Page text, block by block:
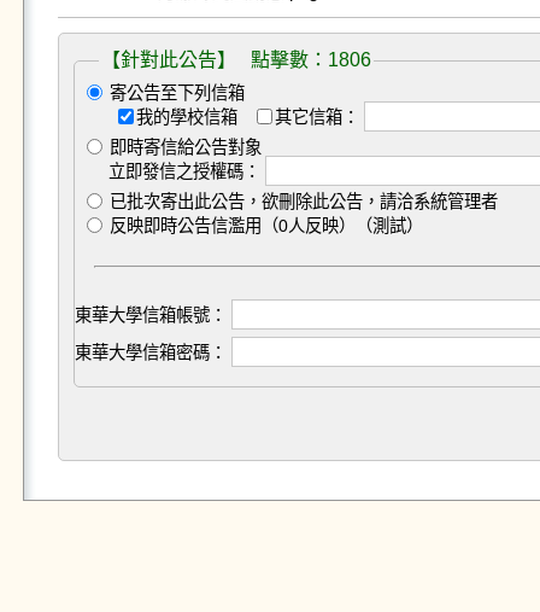
【針對此公告】 點擊數：1806
寄公告至下列信箱
我的學校信箱
其它信箱：
即時寄信給公告對象
立即發信之授權碼：
已批次寄出此公告，欲刪除此公告，請洽系統管理者
反映即時公告信濫用（0人反映）（測試）
東華大學信箱帳號：
東華大學信箱密碼：